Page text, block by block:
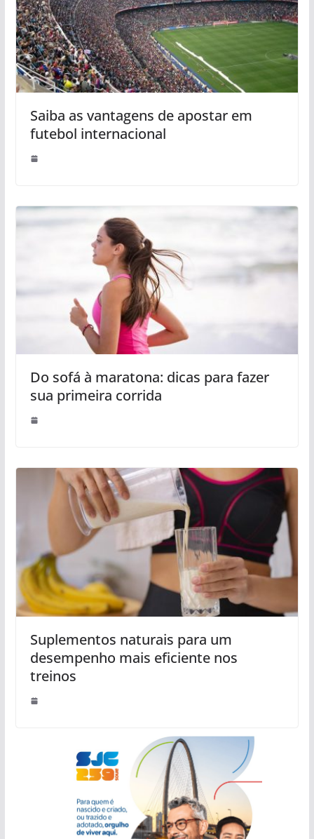
Saiba as vantagens de apostar em
futebol internacional
Do sofá à maratona: dicas para fazer
sua primeira corrida
Suplementos naturais para um
desempenho mais eficiente nos
treinos